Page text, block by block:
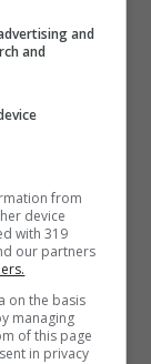
di
solo
sulle
non
in
quasi
and
and
from
device
with 319
our partners
on the basis
managing
of this page
in privacy